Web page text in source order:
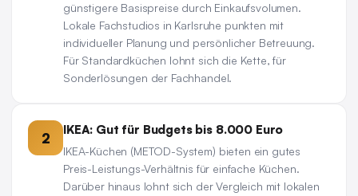
günstigere Basispreise durch Einkaufsvolumen.
Lokale Fachstudios in Karlsruhe punkten mit
individueller Planung und persönlicher Betreuung.
Für Standardküchen lohnt sich die Kette, für
Sonderlösungen der Fachhandel.
2 IKEA: Gut für Budgets bis 8.000 Euro
IKEA-Küchen (METOD-System) bieten ein gutes
Preis-Leistungs-Verhältnis für einfache Küchen.
Darüber hinaus lohnt sich der Vergleich mit lokalen